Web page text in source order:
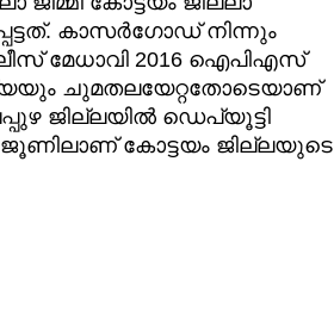
കാസർഗോഡ് നിന്നും
മേധാവി 2016 ഐപിഎസ്
ചുമതലയേറ്റതോടെയാണ്
ജില്ലയിൽ ഡെപ്യൂട്ടി
കോട്ടയം ജില്ലയുടെ